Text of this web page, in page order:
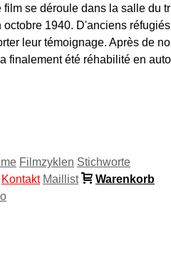
film se déroule dans la salle du
octobre 1940. D'anciens
leur témoignage. Après de
finalement été réhabilité en
Filmzyklen Stichworte
Kontakt Maillist
Warenkorb